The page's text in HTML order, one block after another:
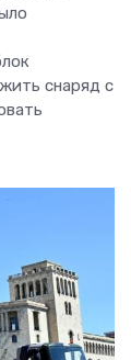
снаряд с